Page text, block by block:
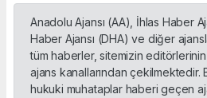
Anadolu Ajansı (AA), İhlas Haber
Haber Ajansı (DHA) ve diğer
tüm haberler, sitemizin
ajans kanallarından
hukuki muhataplar haberi geçen